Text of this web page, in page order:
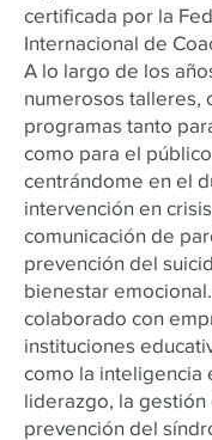
certificada por la
Internacional de
A lo largo de los
numerosos talleres,
programas tanto
como para el
centrándome en el
intervención en
comunicación de
prevención del
bienestar
colaborado con
instituciones
como la inteligencia
liderazgo, la gestión
prevención del